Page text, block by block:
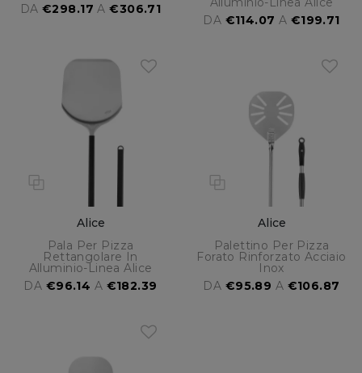
DA€298.17 A€306.71
DA €114.07 A €199.71
Alice
Pala Per Pizza
Rettangolare In
Alluminio-Linea Alice
DA €96.14 A €182.39
Alice
Palettino Per Pizza
Forato Rinforzato Acciaio
Inox
DA €95.89 A €106.87